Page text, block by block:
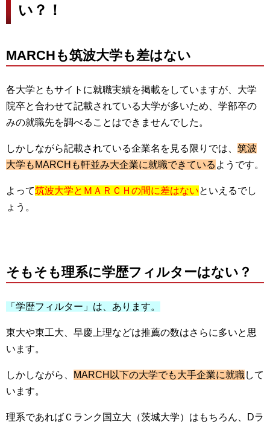
い？！
MARCHも筑波大学も差はない
各大学ともサイトに就職実績を掲載をしていますが、大学
院卒と合わせて記載されている大学が多いため、学部卒の
みの就職先を調べることはできませんでした。
しかしながら記載されている企業名を見る限りでは、 筑波
大学もMARCHも軒並み大企業に就職できている ようです。
よって筑波大学とＭＡＲＣＨの間に差はないといえるでし
ょう。
そもそも理系に学歴フィルターはない？
「学歴フィルター」は、あります。
東大や東工大、早慶上理などは推薦の数はさらに多いと思
います。
しかしながら、 MARCH以下の大学でも大手企業に就職して
います。
理系であればＣランク国立大（茨城大学）はもちろん、Dラ